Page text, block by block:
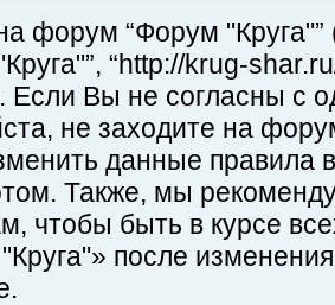
форум “Форум
“http://krug-
Если Вы не согласны с
не заходите на
данные правила
Также, мы
чтобы быть в курсе
после